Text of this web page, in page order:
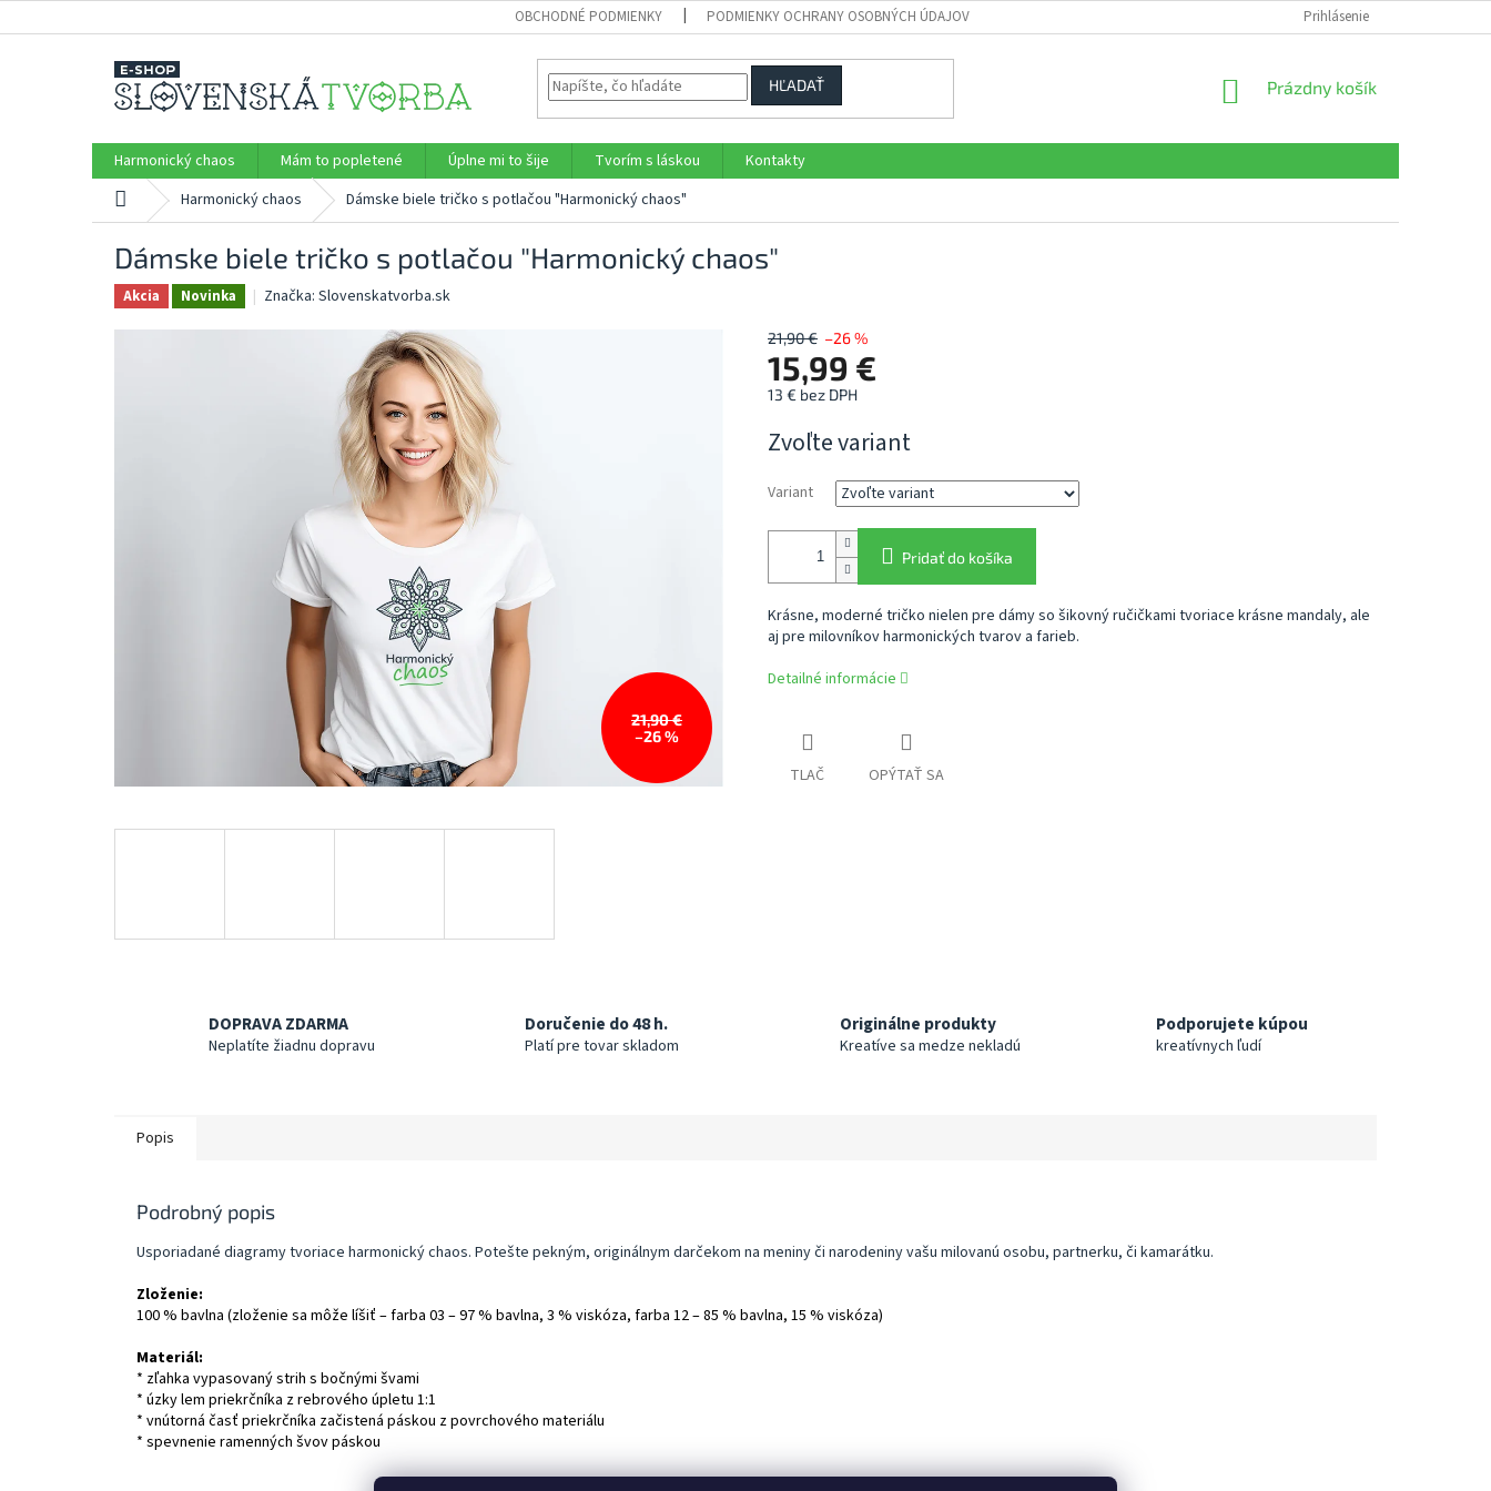
na
OBCHODNÉ PODMIENKY PODMIENKY OCHRANY OSOBNÝCH ÚDAJOV Prihlásenie
HĽADAŤ
NÁKUPNÝ
Prázdny košík
Harmonický chaos Mám to popletené Úplne mi to šije Tvorím s láskou
Kontakty
DomovHarmonický chaos Dámske biele tričko s potlačou "Harmonický chaos"
Dámske biele tričko s potlačou "Harmonický chaos"
Akcia Novinka Značka: Slovenskatvorba.sk
21,90 €
–26 %
21,90 € –26 %
15,99 €
13 € bez DPH
cena:
Zvoľte variant
Variant
Pridať do košíka
Krásne, moderné tričko nielen pre dámy so šikovný ručičkami tvoriace krásne mandaly, ale
aj pre milovníkov harmonických tvarov a farieb.
Detailné informácie
TLAČ OPÝTAŤ SA
DOPRAVA ZDARMA
Neplatíte žiadnu dopravu
Doručenie do 48 h.
Platí pre tovar skladom
Originálne produkty
Kreatíve sa medze nekladú
Podporujete kúpou
kreatívnych ľudí
Popis
Podrobný popis
Usporiadané diagramy tvoriace harmonický chaos. Potešte pekným, originálnym darčekom na meniny či narodeniny vašu milovanú osobu, partnerku, či kamarátku.
Zloženie:
100 % bavlna (zloženie sa môže líšiť – farba 03 – 97 % bavlna, 3 % viskóza, farba 12 – 85 % bavlna, 15 % viskóza)
Materiál:
* zľahka vypasovaný strih s bočnými švami
* úzky lem priekrčníka z rebrového úpletu 1:1
* vnútorná časť priekrčníka začistená páskou z povrchového materiálu
* spevnenie ramenných švov páskou